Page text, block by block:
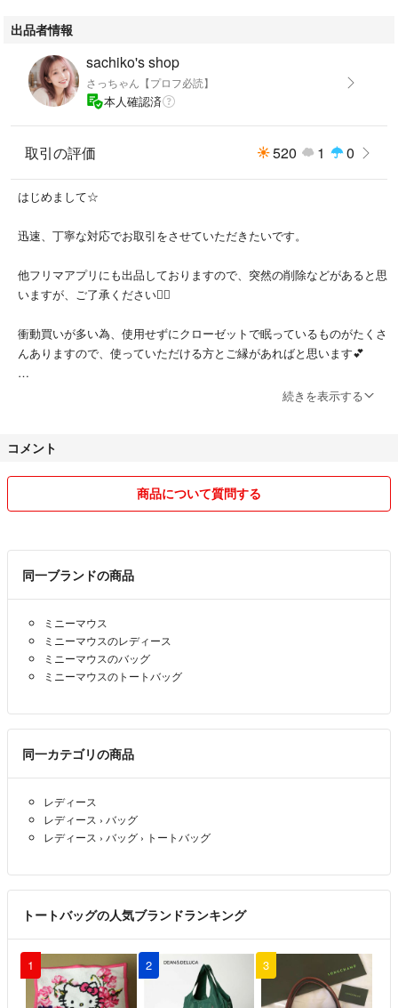
出品者情報
sachiko's shop
さっちゃん【プロフ必読】
本人確認済
取引の評価 520 1 0
はじめまして☆
迅速、丁寧な対応でお取引をさせていただきたいです。
他フリマアプリにも出品しておりますので、突然の削除などがあると思
いますが、ご了承ください🙇‍♀️
衝動買いが多い為、使用せずにクローゼットで眠っているものがたくさ
んありますので、使っていただける方とご縁があればと思います💕
物が多くなってきましたので、売れない物はリサイクルショップにて処
質問や値下げ交渉など、お気軽にコメントください。
送料について、配送方法が未定となっている商品に関しましては、追跡
無しの発送方法となります。
追跡付きをご希望の方は、ご購入の前にコメントをお願いいたします
🙇‍♀️
気になる事がありましたら、必ずお取引終了前にご連絡をお願いしま
お取引終了後のキャンセルや、苦情などはお受けいたしかねますのでご
了承ください。
2023年8月より、販売手数料の変更に伴い、販売価格を値上げいたしま
すので、ご了承ください🙇‍♀️
※くもり評価について※
ご登録されている発送先のご住所には責任をもっていただきたいです。
ション名やアパート名、部屋番号などがない状態ですと、返却されてし
まいます。また、配達員の方にご迷惑をおかけする事になります。
この方は通常のお手紙とは違い、梱包した状態の重さや厚みなどによっ
て、送料が変わる事もご存知ないようでした。私も転売目的で購入され
たのだろうと思った時にお取り引きをお断りすれば良かったと後悔して
続きを表示する
コメント
商品について質問する
同一ブランドの商品
ミニーマウス
ミニーマウスのレディース
ミニーマウスのバッグ
ミニーマウスのトートバッグ
同一カテゴリの商品
レディース
レディース › バッグ
レディース › バッグ › トートバッグ
トートバッグの人気ブランドランキング
1 2 3